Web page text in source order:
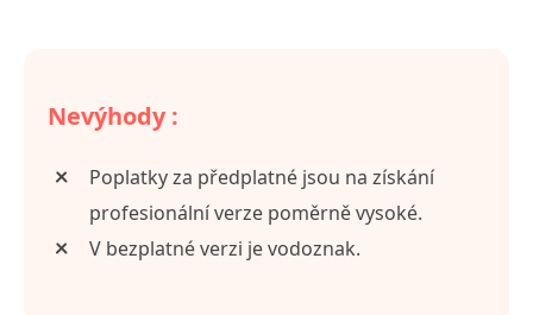
Nevýhody :
Poplatky za předplatné jsou na získání
profesionální verze poměrně vysoké.
V bezplatné verzi je vodoznak.